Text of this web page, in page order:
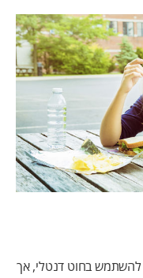
HE (IL)
להשתמש בחוט דנטלי, אך